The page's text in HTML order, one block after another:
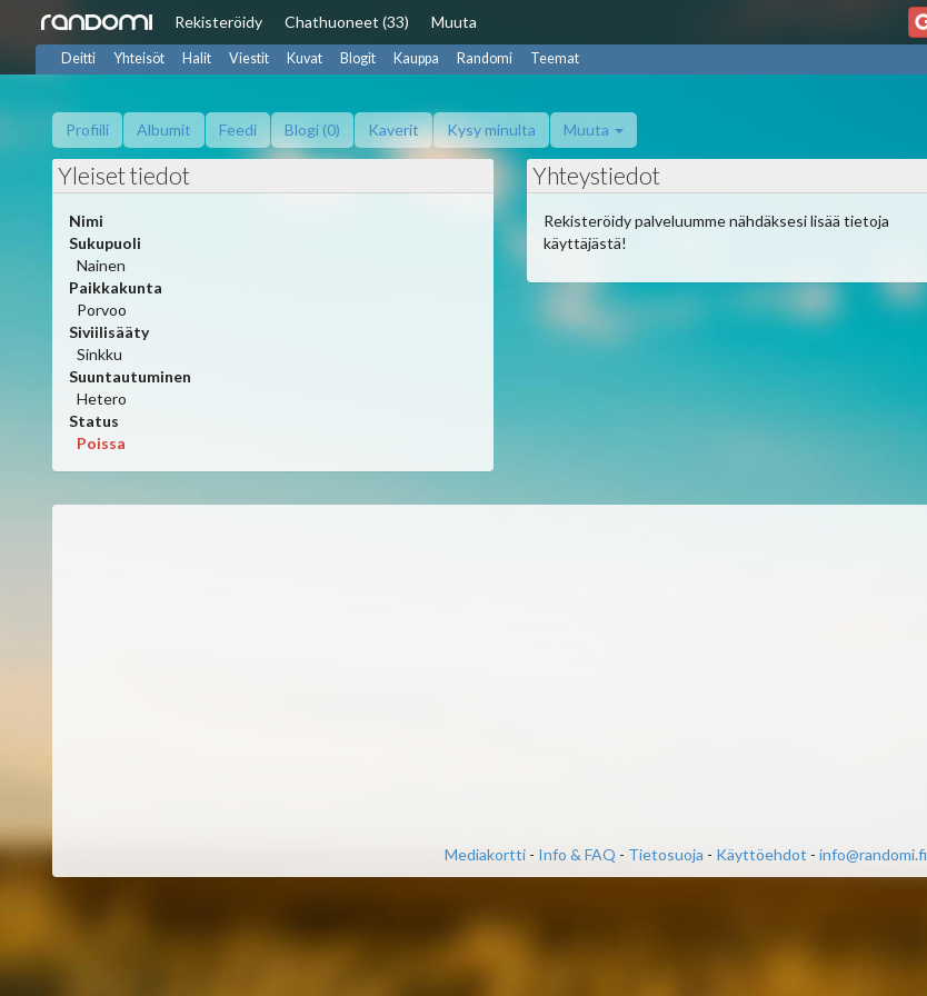
Rekisteröidy Chathuoneet (33) Muuta
Deitti Yhteisöt Halit Viestit Kuvat Blogit Kauppa Randomi Teemat
Profiili Albumit Feedi Blogi (0) Kaverit Kysy minulta Muuta
Yleiset tiedot
Nimi
Sukupuoli
Nainen
Paikkakunta
Porvoo
Siviilisääty
Sinkku
Suuntautuminen
Hetero
Status
Poissa
Yhteystiedot
Rekisteröidy palveluumme nähdäksesi lisää tietoja
käyttäjästä!
Mediakortti- Info & FAQ - Tietosuoja - Käyttöehdot - info@randomi.fi